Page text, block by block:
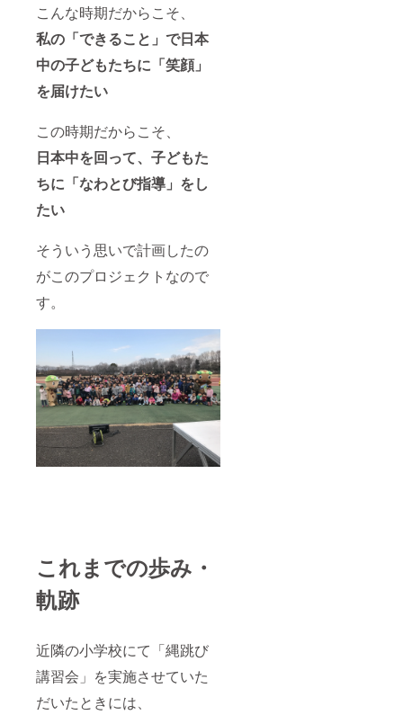
こんな時期だからこそ、
私の「できること」で日本
中の子どもたちに「笑顔」
を届けたい
この時期だからこそ、
日本中を回って、子どもた
ちに「なわとび指導」をし
たい
そういう思いで計画したの
がこのプロジェクトなので
す。
これまでの歩み・
軌跡
近隣の小学校にて「縄跳び
講習会」を実施させていた
だいたときには、